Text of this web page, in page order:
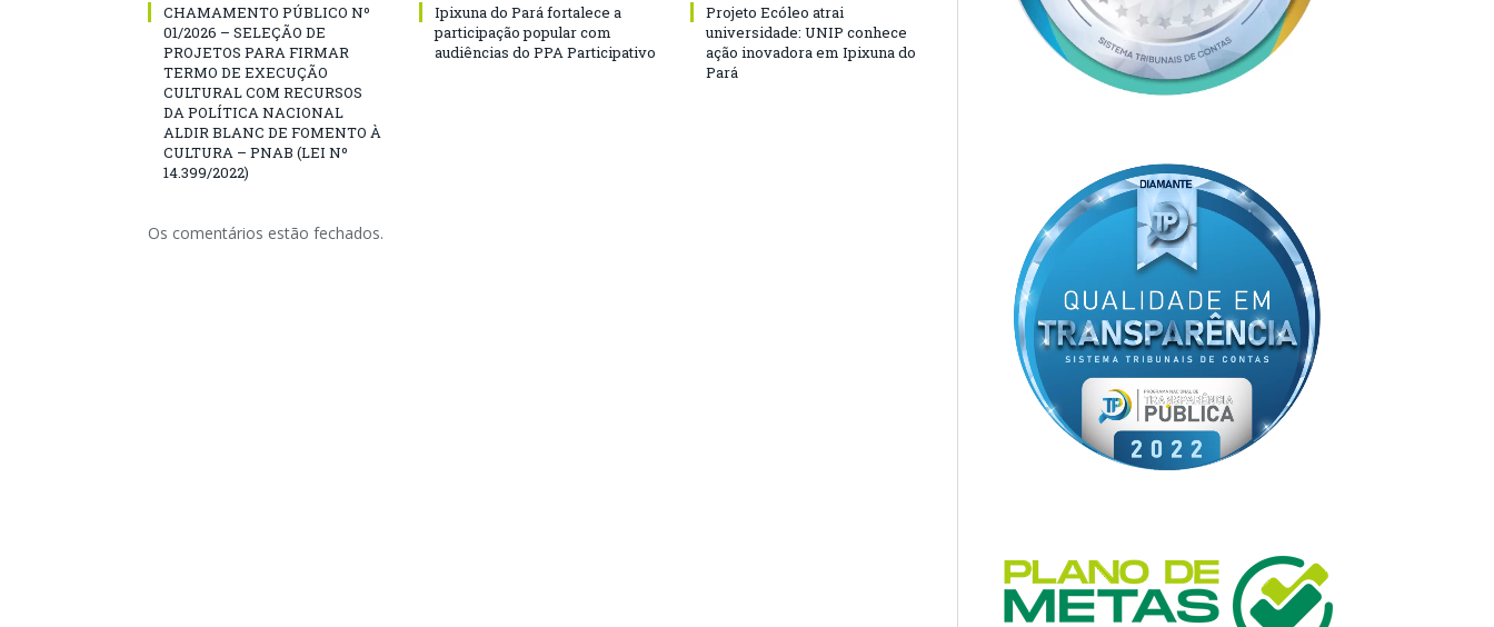
CHAMAMENTO PÚBLICO Nº
01/2026 – SELEÇÃO DE
PROJETOS PARA FIRMAR
TERMO DE EXECUÇÃO
CULTURAL COM RECURSOS
DA POLÍTICA NACIONAL
ALDIR BLANC DE FOMENTO À
CULTURA – PNAB (LEI Nº
14.399/2022)
Ipixuna do Pará fortalece a
participação popular com
audiências do PPA Participativo
Projeto Ecóleo atrai
universidade: UNIP conhece
ação inovadora em Ipixuna do
Pará
Os comentários estão fechados.